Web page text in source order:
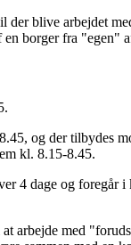
der blive arbejdet
borger fra "egen"
og der tilbydes
kl. 8.15-8.45.
4 dage og foregår i
arbejde med